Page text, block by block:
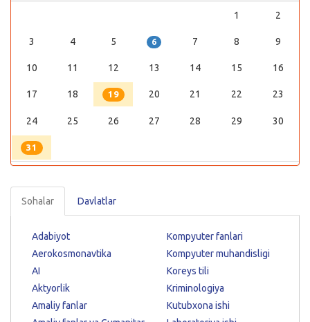
1
2
3 4 5 6 7 8 9
10 11 12 13 14 15 16
17 18 19 20 21 22 23
24 25 26 27 28 29 30
31
Sohalar Davlatlar
Adabiyot
Aerokosmonavtika
AI
Aktyorlik
Amaliy fanlar
Kompyuter fanlari
Kompyuter muhandisligi
Koreys tili
Kriminologiya
Kutubxona ishi